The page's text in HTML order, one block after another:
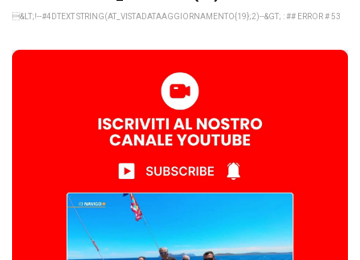
&LT;!--#4DTEXT STRING(AT_VISTADATAAGGIORNAMENTO{19};2)--&GT; : ## ERROR # 53